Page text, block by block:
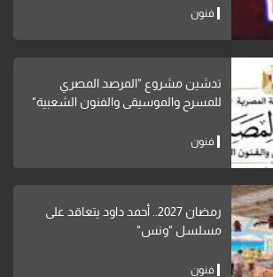
فنون
تدشين مشروع "المرصد المصري
للمسرح والموسيقى والفنون الشعبية"
فنون
رمضان 2027.. أحمد داود يتعاقد على
مسلسل "ونس"
فنون